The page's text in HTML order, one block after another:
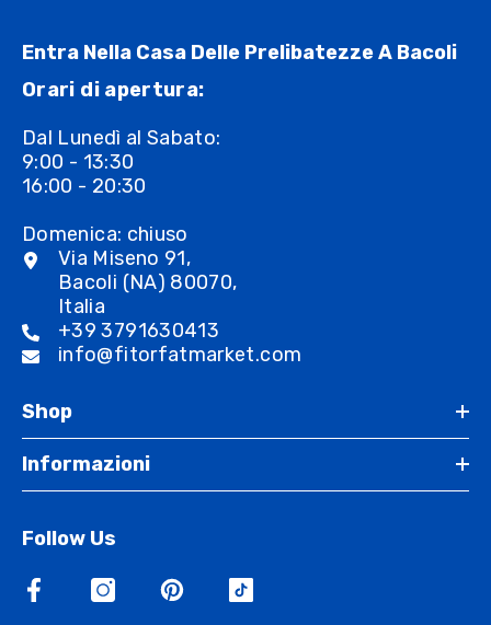
Entra Nella Casa Delle Prelibatezze A Bacoli
Orari di apertura:
Dal Lunedì al Sabato:
9:00 - 13:30
16:00 - 20:30
Domenica: chiuso
Via Miseno 91,
Bacoli (NA) 80070,
Italia
+39 3791630413
info@fitorfatmarket.com
Shop
Informazioni
Follow Us